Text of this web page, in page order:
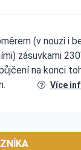
(v nouzi i
zásuvkami
na konci
Více